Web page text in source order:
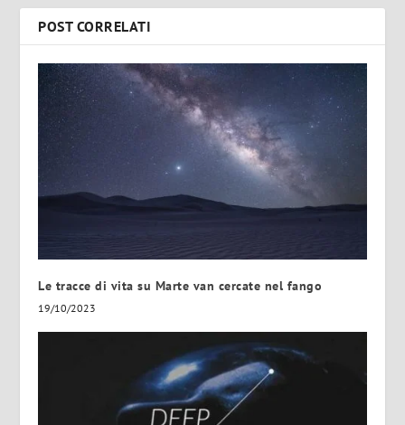
POST CORRELATI
Le tracce di vita su Marte van cercate nel fango
19/10/2023